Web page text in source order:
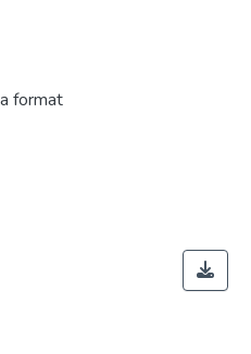
format